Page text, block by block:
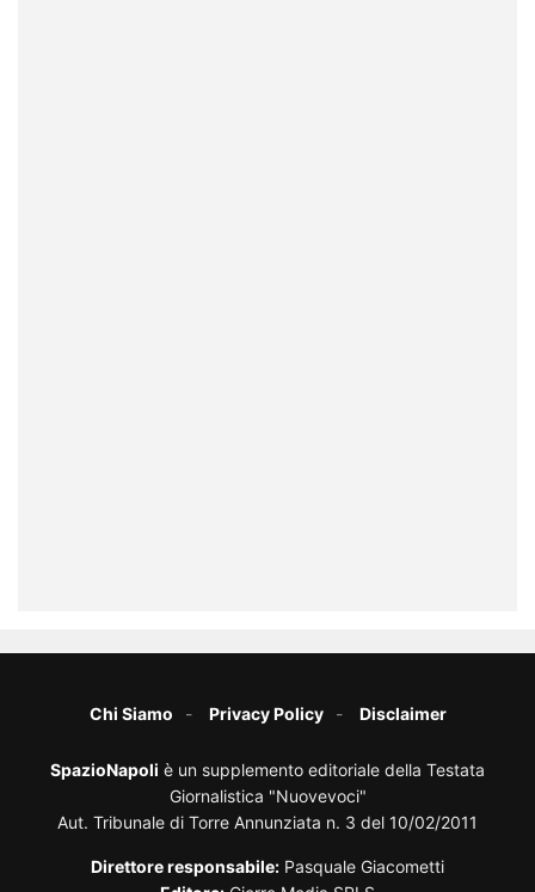
Chi Siamo Privacy Policy Disclaimer
SpazioNapoli è un supplemento editoriale della Testata
Giornalistica "Nuovevoci"
Aut. Tribunale di Torre Annunziata n. 3 del 10/02/2011
Direttore responsabile: Pasquale Giacometti